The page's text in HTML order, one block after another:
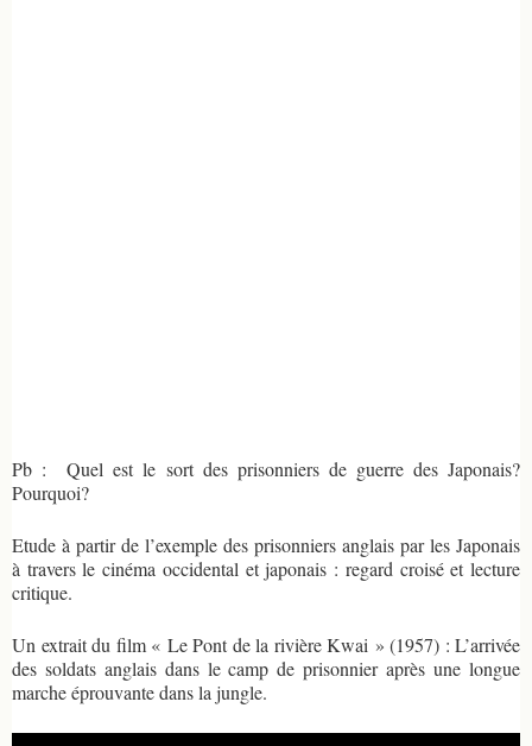
Pb : Quel est le sort des prisonniers de guerre des Japonais?
Pourquoi?
Etude à partir de l’exemple des prisonniers anglais par les Japonais
à travers le cinéma occidental et japonais : regard croisé et lecture
critique.
Un extrait du film « Le Pont de la rivière Kwai » (1957) : L’arrivée
des soldats anglais dans le camp de prisonnier après une longue
marche éprouvante dans la jungle.